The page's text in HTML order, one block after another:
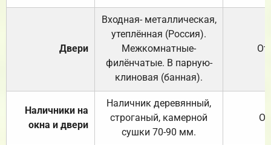
Двери
Входная- металлическая,
утеплённая (Россия).
Межкомнатные-
филёнчатые. В парную-
клиновая (банная).
Наличники на
окна и двери
Наличник деревянный,
строганый, камерной
сушки 70-90 мм.